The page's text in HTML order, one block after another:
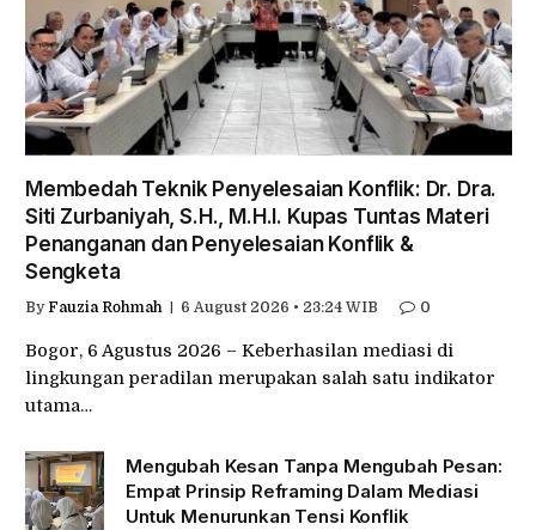
Membedah Teknik Penyelesaian Konflik: Dr. Dra.
Siti Zurbaniyah, S.H., M.H.I. Kupas Tuntas Materi
Penanganan dan Penyelesaian Konflik &
Sengketa
By Fauzia Rohmah 6 August 2026 • 23:24 WIB 0
Bogor, 6 Agustus 2026 – Keberhasilan mediasi di
lingkungan peradilan merupakan salah satu indikator
utama…
Mengubah Kesan Tanpa Mengubah Pesan:
Empat Prinsip Reframing Dalam Mediasi
Untuk Menurunkan Tensi Konflik